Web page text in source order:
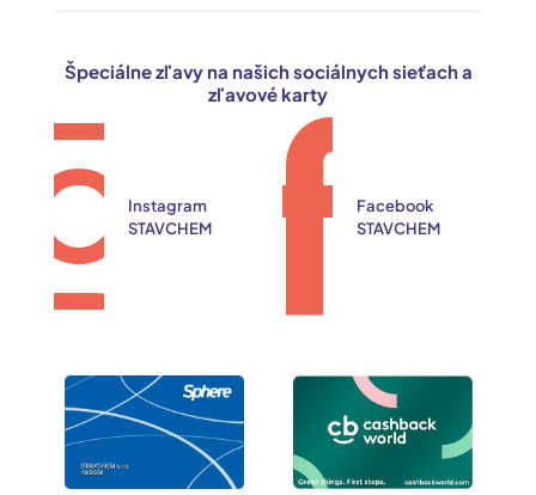
Špeciálne zľavy na našich sociálnych sieťach a
zľavové karty
Instagram
STAVCHEM
Facebook
STAVCHEM